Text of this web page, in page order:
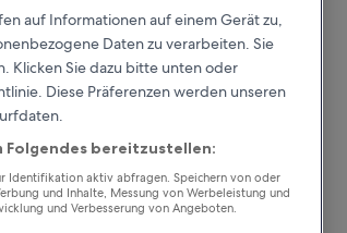
auf Informationen auf einem Gerät zu,
Daten zu verarbeiten. Sie
Klicken Sie dazu bitte unten oder
Diese Präferenzen werden unseren
Folgendes bereitzustellen:
Identifikation aktiv abfragen. Speichern von oder
und Inhalte, Messung von Werbeleistung und
und Verbesserung von Angeboten.